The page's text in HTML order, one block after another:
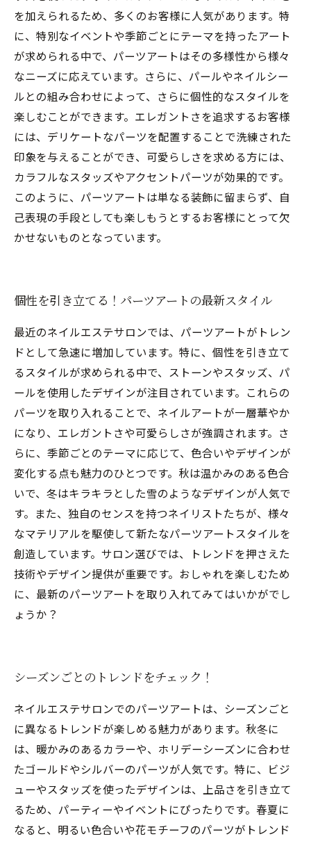
を加えられるため、多くのお客様に人気があります。特
に、特別なイベントや季節ごとにテーマを持ったアート
が求められる中で、パーツアートはその多様性から様々
なニーズに応えています。さらに、パールやネイルシー
ルとの組み合わせによって、さらに個性的なスタイルを
楽しむことができます。エレガントさを追求するお客様
には、デリケートなパーツを配置することで洗練された
印象を与えることができ、可愛らしさを求める方には、
カラフルなスタッズやアクセントパーツが効果的です。
このように、パーツアートは単なる装飾に留まらず、自
己表現の手段としても楽しもうとするお客様にとって欠
かせないものとなっています。
個性を引き立てる！パーツアートの最新スタイル
最近のネイルエステサロンでは、パーツアートがトレン
ドとして急速に増加しています。特に、個性を引き立て
るスタイルが求められる中で、ストーンやスタッズ、パ
ールを使用したデザインが注目されています。これらの
パーツを取り入れることで、ネイルアートが一層華やか
になり、エレガントさや可愛らしさが強調されます。さ
らに、季節ごとのテーマに応じて、色合いやデザインが
変化する点も魅力のひとつです。秋は温かみのある色合
いで、冬はキラキラとした雪のようなデザインが人気で
す。また、独自のセンスを持つネイリストたちが、様々
なマテリアルを駆使して新たなパーツアートスタイルを
創造しています。サロン選びでは、トレンドを押さえた
技術やデザイン提供が重要です。おしゃれを楽しむため
に、最新のパーツアートを取り入れてみてはいかがでし
ょうか？
シーズンごとのトレンドをチェック！
ネイルエステサロンでのパーツアートは、シーズンごと
に異なるトレンドが楽しめる魅力があります。秋冬に
は、暖かみのあるカラーや、ホリデーシーズンに合わせ
たゴールドやシルバーのパーツが人気です。特に、ビジ
ューやスタッズを使ったデザインは、上品さを引き立て
るため、パーティーやイベントにぴったりです。春夏に
なると、明るい色合いや花モチーフのパーツがトレンド